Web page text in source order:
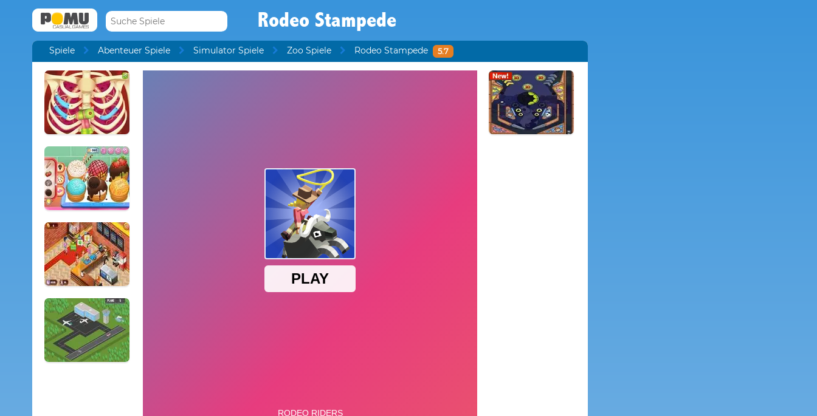
Rodeo Stampede
Spiele Abenteuer Spiele Simulator Spiele Zoo Spiele Rodeo Stampede 5.7